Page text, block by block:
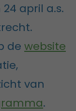
april a.s.
de website
van
.